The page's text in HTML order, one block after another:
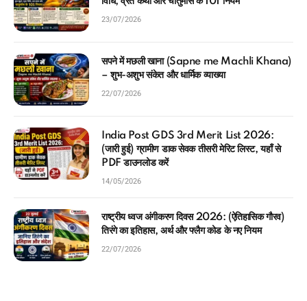
सपने में मछली खाना (Sapne me Machli Khana)
– शुभ-अशुभ संकेत और धार्मिक व्याख्या
India Post GDS 3rd Merit List 2026:
(जारी हुई) ग्रामीण डाक सेवक तीसरी मेरिट लिस्ट, यहाँ से
PDF डाउनलोड करें
राष्ट्रीय ध्वज अंगीकरण दिवस 2026: (ऐतिहासिक गौरव)
तिरंगे का इतिहास, अर्थ और फ्लैग कोड के नए नियम